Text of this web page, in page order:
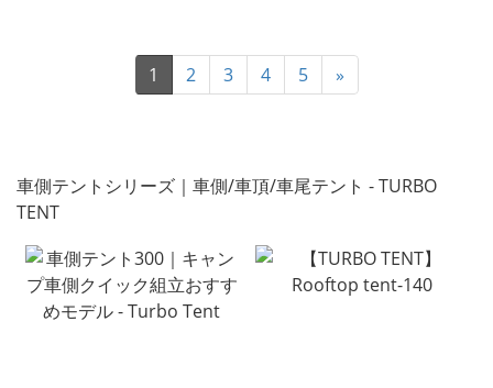
1 2 3 4 5 »
車側テントシリーズ｜車側/車頂/車尾テント - TURBO
TENT